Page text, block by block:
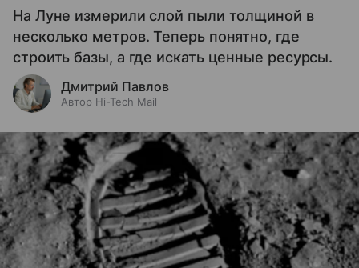
На Луне измерили слой пыли толщиной в
несколько метров. Теперь понятно, где
строить базы, а где искать ценные ресурсы.
Дмитрий Павлов
Автор Hi-Tech Mail